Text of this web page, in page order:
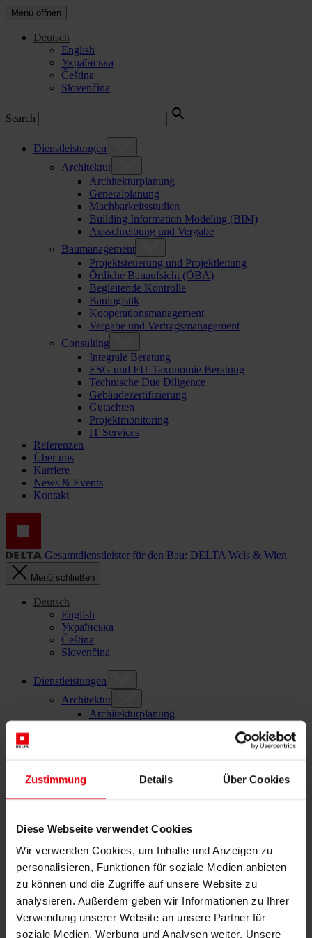
Zustimmung Details Über Cookies
Diese Webseite verwendet Cookies
Wir verwenden Cookies, um Inhalte und Anzeigen zu
personalisieren, Funktionen für soziale Medien anbieten
zu können und die Zugriffe auf unsere Website zu
analysieren. Außerdem geben wir Informationen zu Ihrer
Verwendung unserer Website an unsere Partner für
soziale Medien, Werbung und Analysen weiter. Unsere
Menü öffnen
Deutsch
English
Українська
Čeština
Slovenčina
Search
Dienstleistungen
Architektur
Architekturplanung
Generalplanung
Machbarkeitsstudien
Building Information Modeling (BIM)
Ausschreibung und Vergabe
Baumanagement
Projektsteuerung und Projektleitung
Örtliche Bauaufsicht (ÖBA)
Begleitende Kontrolle
Baulogistik
Kooperationsmanagement
Vergabe und Vertragsmanagement
Consulting
Integrale Beratung
ESG und EU-Taxonomie Beratung
Technische Due Diligence
Gebäudezertifizierung
Gutachten
Projektmonitoring
IT Services
Referenzen
Über uns
Karriere
News & Events
Kontakt
Gesamtdienstleister für den Bau: DELTA Wels & Wien
Menü schließen
Deutsch
English
Українська
Čeština
Slovenčina
Dienstleistungen
Architektur
Architekturplanung
Building Information Modeling (BIM)
Baumanagement
Projektsteuerung und Projektleitung
Baulogistik
Kooperationsmanagement
Vergabe und Vertragsmanagement
Consulting
Integrale Beratung
ESG und EU-Taxonomie Beratung
Technische Due Diligence